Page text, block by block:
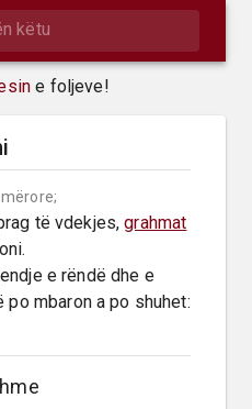
e foljeve!
të vdekjes, grahmat
e rëndë dhe e